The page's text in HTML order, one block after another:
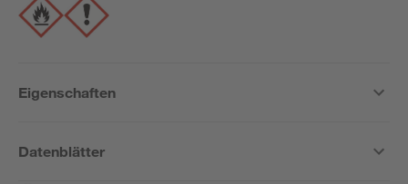
Eigenschaften
Datenblätter